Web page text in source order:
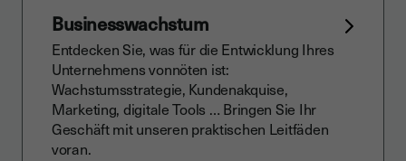
Businesswachstum
Entdecken Sie, was für die Entwicklung Ihres
Unternehmens vonnöten ist:
Wachstumsstrategie, Kundenakquise,
Marketing, digitale Tools … Bringen Sie Ihr
Geschäft mit unseren praktischen Leitfäden
voran.